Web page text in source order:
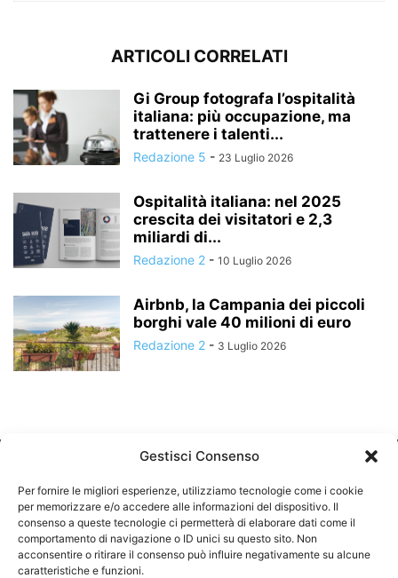
ARTICOLI CORRELATI
Gi Group fotografa l’ospitalità
italiana: più occupazione, ma
trattenere i talenti...
Redazione 5 - 23 Luglio 2026
Ospitalità italiana: nel 2025
crescita dei visitatori e 2,3
miliardi di...
Redazione 2 - 10 Luglio 2026
Airbnb, la Campania dei piccoli
borghi vale 40 milioni di euro
Redazione 2 - 3 Luglio 2026
CHI SIAMO
Gestisci Consenso
Per fornire le migliori esperienze, utilizziamo tecnologie come i cookie
per memorizzare e/o accedere alle informazioni del dispositivo. Il
consenso a queste tecnologie ci permetterà di elaborare dati come il
comportamento di navigazione o ID unici su questo sito. Non
acconsentire o ritirare il consenso può influire negativamente su alcune
caratteristiche e funzioni.